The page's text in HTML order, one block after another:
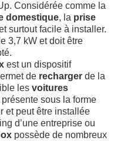
Considérée comme la
domestique, la prise
surtout facile à installer.
3,7 kW et doit être
est un dispositif
de recharger de la
les voitures
sous la forme
et peut être installée
d’une entreprise ou
possède de nombreux